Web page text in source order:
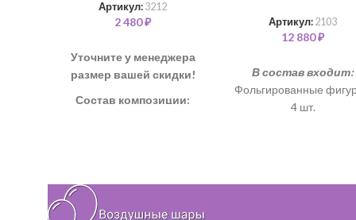
Артикул: 3212
2 480₽
Уточните у менеджера
размер вашей скидки!
Состав композиции:
Шар "Горох" 35 см – 2 шт
Артикул: 2103
12 880₽
В состав входит:
Фольгированные
4 шт.